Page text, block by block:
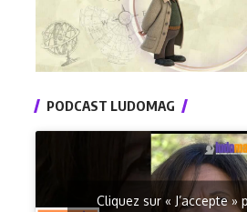
PODCAST LUDOMAG
Cliquez sur « J’accepte »